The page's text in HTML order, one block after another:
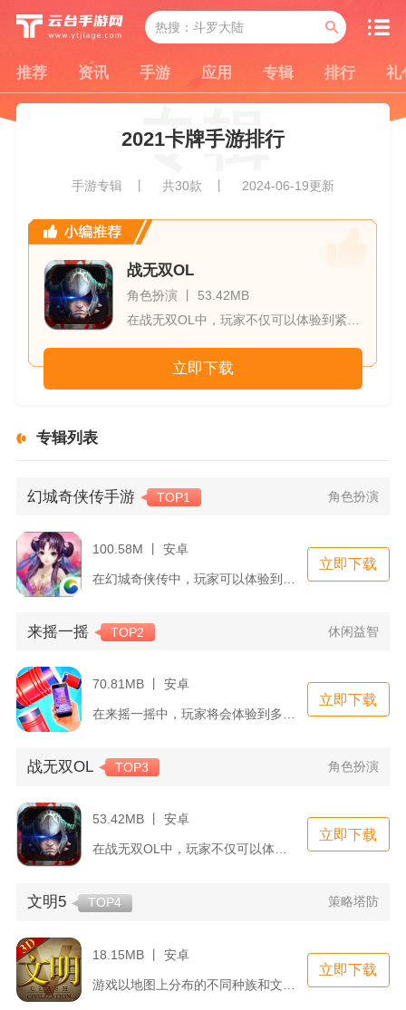
推荐 资讯 手游 应用 专辑 排行 礼
2021卡牌手游排行
手游专辑 共30款 2024-06-19更新
战无双OL
角色扮演 丨 53.42MB
在战无双OL中，玩家不仅可以体验到紧张刺激的PVP战斗，还可...
立即下载
专辑列表
幻城奇侠传手游 TOP1 角色扮演
100.58M 丨 安卓
立即下载
来摇一摇 TOP2 休闲益智
70.81MB 丨 安卓
立即下载
战无双OL TOP3 角色扮演
53.42MB 丨 安卓
在战无双OL中，玩家不仅可以体验到紧张刺激的PVP战斗，还可...
立即下载
文明5 TOP4 策略塔防
18.15MB 丨 安卓
立即下载